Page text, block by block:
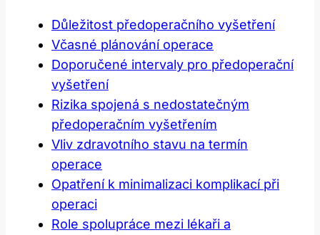
Důležitost⁤ předoperačního vyšetření
Včasné‍ plánování operace
Doporučené intervaly ⁢pro předoperační
vyšetření
Rizika⁤ spojená⁢ s nedostatečným
předoperačním vyšetřením
Vliv ⁢zdravotního​ stavu na termín
⁣operace
Opatření k minimalizaci komplikací při
operaci
Role spolupráce mezi lékaři a